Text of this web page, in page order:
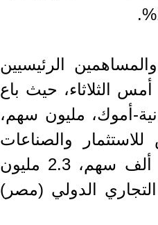
الرئيسيين
الثلاثاء، حيث باع
أموك، مليون سهم،
والصناعات
الغذائية، المصرية لنظم التعليم الحديثة، 170 ألف سهم، 2.3 مليون
الدولي (مصر)